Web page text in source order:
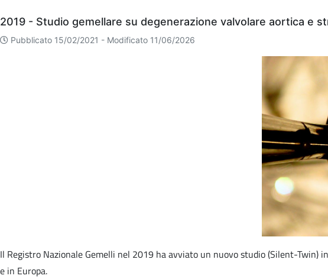
Eventi
2019 - Studio gemellare su degenerazione valvolare aortica e
Pubblicato 15/02/2021 - Modificato 11/06/2026
Il Registro Nazionale Gemelli nel 2019 ha avviato un nuovo studio (Silent-Twin)
e in Europa.